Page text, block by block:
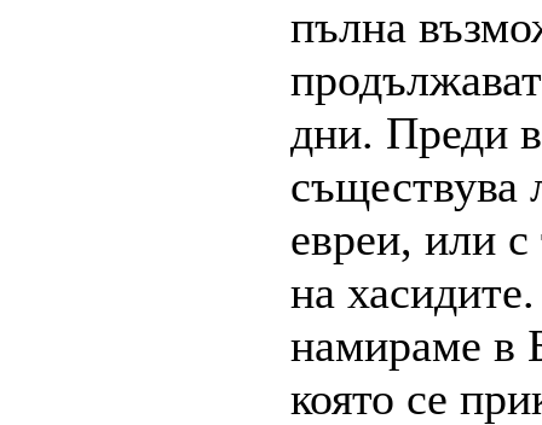
пълна
дни. Преди
съществува
евреи, или с
на
намираме в
която се